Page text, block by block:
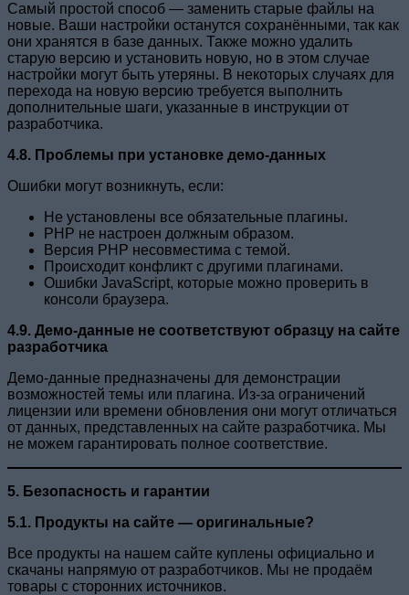
Самый простой способ — заменить старые файлы на
новые. Ваши настройки останутся сохранёнными, так как
они хранятся в базе данных. Также можно удалить
старую версию и установить новую, но в этом случае
настройки могут быть утеряны. В некоторых случаях для
перехода на новую версию требуется выполнить
дополнительные шаги, указанные в инструкции от
разработчика.
4.8. Проблемы при установке демо-данных
Ошибки могут возникнуть, если:
Не установлены все обязательные плагины.
PHP не настроен должным образом.
Версия PHP несовместима с темой.
Происходит конфликт с другими плагинами.
Ошибки JavaScript, которые можно проверить в
консоли браузера.
4.9. Демо-данные не соответствуют образцу на сайте
разработчика
Демо-данные предназначены для демонстрации
возможностей темы или плагина. Из-за ограничений
лицензии или времени обновления они могут отличаться
от данных, представленных на сайте разработчика. Мы
не можем гарантировать полное соответствие.
5. Безопасность и гарантии
5.1. Продукты на сайте — оригинальные?
Все продукты на нашем сайте куплены официально и
скачаны напрямую от разработчиков. Мы не продаём
товары с сторонних источников.